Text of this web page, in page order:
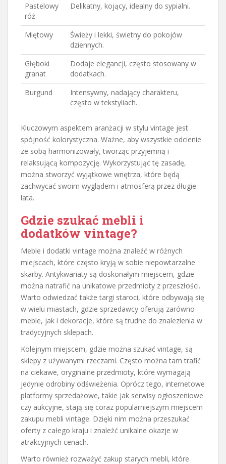
Pastelowy
róż
Delikatny, kojący, idealny do sypialni.
Miętowy
Świeży i lekki, świetny do pokojów
dziennych.
Głęboki
granat
Dodaje elegancji, często stosowany w
dodatkach.
Burgund
Intensywny, nadający charakteru,
często w tekstyliach.
Kluczowym aspektem aranżacji w stylu vintage jest
spójność kolorystyczna. Ważne, aby wszystkie odcienie
ze sobą harmonizowały, tworząc przyjemną i
relaksującą kompozycję. Wykorzystując tę zasadę,
można stworzyć wyjątkowe wnętrza, które będą
zachwycać swoim wyglądem i atmosferą przez długie
lata.
Gdzie szukać mebli i
dodatków vintage?
Meble i dodatki vintage można znaleźć w różnych
miejscach, które często kryją w sobie niepowtarzalne
skarby. Antykwariaty są doskonałym miejscem, gdzie
można natrafić na unikatowe przedmioty z przeszłości.
Warto odwiedzać także targi staroci, które odbywają się
w wielu miastach, gdzie sprzedawcy oferują zarówno
meble, jak i dekoracje, które są trudne do znalezienia w
tradycyjnych sklepach.
Kolejnym miejscem, gdzie można szukać vintage, są
sklepy z używanymi rzeczami. Często można tam trafić
na ciekawe, oryginalne przedmioty, które wymagają
jedynie odrobiny odświeżenia. Oprócz tego, internetowe
platformy sprzedażowe, takie jak serwisy ogłoszeniowe
czy aukcyjne, stają się coraz popularniejszym miejscem
zakupu mebli vintage. Dzięki nim można przeszukać
oferty z całego kraju i znaleźć unikalne okazje w
atrakcyjnych cenach.
Warto również rozważyć zakup starych mebli, które